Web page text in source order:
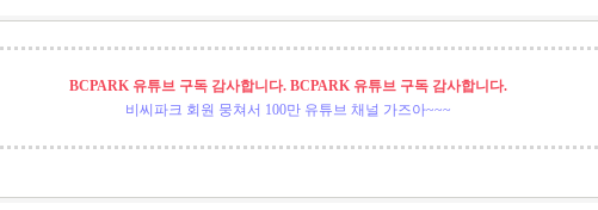
BCPARK 유튜브 구독 감사합니다. BCPARK 유튜브 구독 감사합니다.
비씨파크 회원 뭉쳐서 100만 유튜브 채널 가즈아~~~